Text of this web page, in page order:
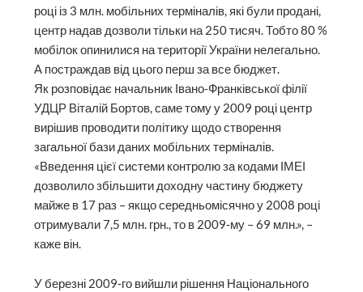
році із 3 млн. мобільних терміналів, які були продані,
центр надав дозволи тільки на 250 тисяч. Тобто 80 %
мобілок опинилися на території України нелегально.
А постраждав від цього перш за все бюджет.
Як розповідає начальник Івано-Франківської філії
УДЦР Віталій Бортов, саме тому у 2009 році центр
вирішив проводити політику щодо створення
загальної бази даних мобільних терміналів.
«Введення цієї системи контролю за кодами ІМЕІ
дозволило збільшити доходну частину бюджету
майже в 17 раз – якщо середньомісячно у 2008 році
отримували 7,5 млн. грн., то в 2009‑му – 69 млн.», –
каже він.
У березні 2009‑го вийшли рішення Національного